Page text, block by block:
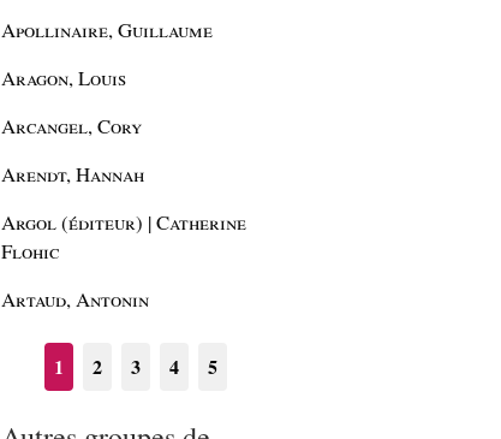
Apollinaire, Guillaume
Aragon, Louis
Arcangel, Cory
Arendt, Hannah
Argol (éditeur) | Catherine
Flohic
Artaud, Antonin
1 2 3 4 5